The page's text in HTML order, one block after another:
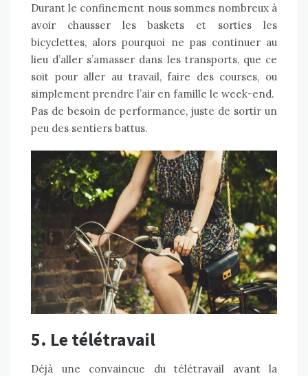
Durant le confinement nous sommes nombreux à
avoir chausser les baskets et sorties les
bicyclettes, alors pourquoi ne pas continuer au
lieu d’aller s’amasser dans les transports, que ce
soit pour aller au travail, faire des courses, ou
simplement prendre l’air en famille le week-end.
Pas de besoin de performance, juste de sortir un
peu des sentiers battus.
5. Le télétravail
Déjà une convaincue du télétravail avant la